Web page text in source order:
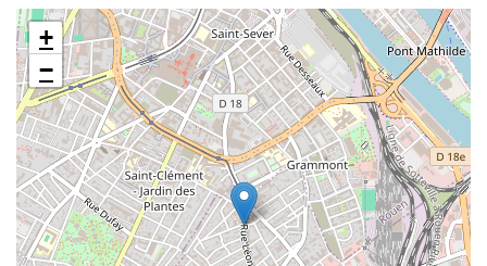
+
−